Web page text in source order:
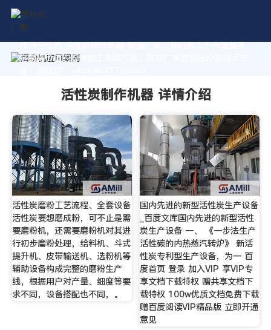
作为专业的 活性炭制作机器 制造厂家，我们致力于为您量身
定制高价值的粉体加工系统方案。获取厂家直销报价及技术支
活性炭制作机器 详情介绍
活性炭磨粉工艺流程、全套设备
活性炭要想磨成粉，可不止是需
要磨粉机，还需要磨粉机对其进
行初步磨粉处理，给料机、斗式
提升机、皮带输送机、选粉机等
辅助设备构成完整的磨粉生产
线，根据用户对产量、细度等要
求不同，设备搭配也不同，。
国内先进的新型活性炭生产设备
_百度文库国内先进的新型活性
炭生产设备 一、 《一步法生产
活性碳的内热蒸汽转炉》 新活
性炭专利型生产设备，为一 百
度首页 登录 加入VIP 享VIP专
享文档下载特权 赠共享文档下
载特权 100w优质文档免费下载
赠百度阅读VIP精品版 立即开通
意见